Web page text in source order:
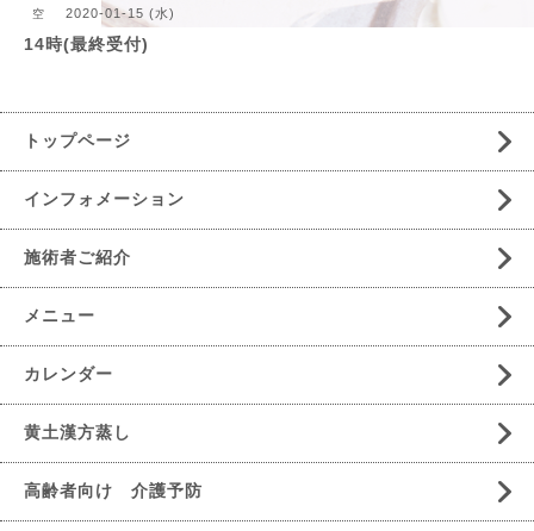
空 2020-01-15 (水)
14時(最終受付)
トップページ
インフォメーション
施術者ご紹介
メニュー
カレンダー
黄土漢方蒸し
高齢者向け 介護予防